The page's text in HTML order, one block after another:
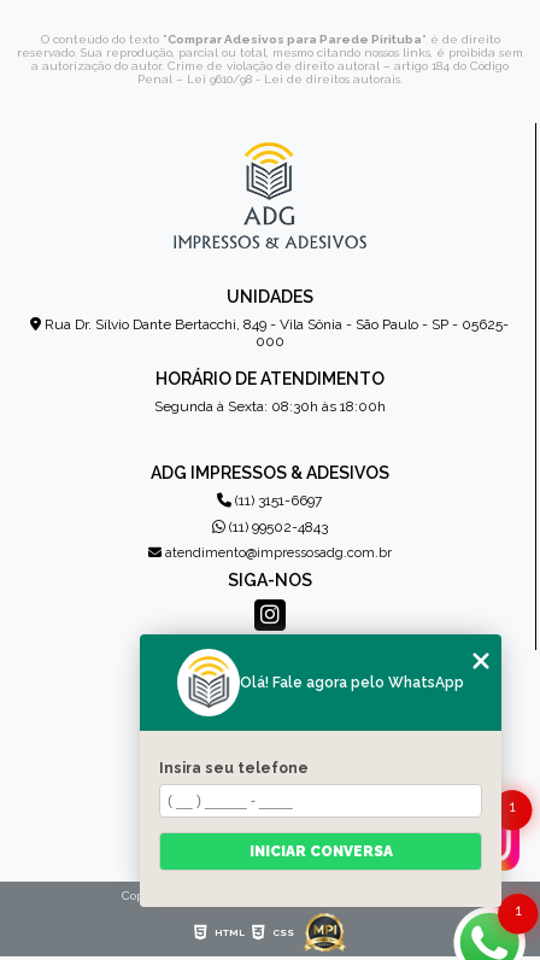
O conteúdo do texto "Comprar Adesivos para Parede Pirituba" é de direito
reservado. Sua reprodução, parcial ou total, mesmo citando nossos links, é proibida sem
a autorização do autor. Crime de violação de direito autoral – artigo 184 do Código
Penal – Lei 9610/98 - Lei de direitos autorais.
UNIDADES
Rua Dr. Sílvio Dante Bertacchi, 849 - Vila Sônia - São Paulo - SP - 05625-
000
HORÁRIO DE ATENDIMENTO
Segunda à Sexta: 08:30h às 18:00h
ADG IMPRESSOS & ADESIVOS
(11) 3151-6697
(11) 99502-4843
atendimento@impressosadg.com.br
SIGA-NOS
MENU
QUEM SOMOS
PRODUTOS
CONTATO
CATEGORIAS
MAPA DO SITE
Copyright © Impressos ADG. (Lei 9610 de 19/02/1998)
HTML CSS
1
1
Olá! Fale agora pelo WhatsApp
Insira seu telefone
INICIAR CONVERSA